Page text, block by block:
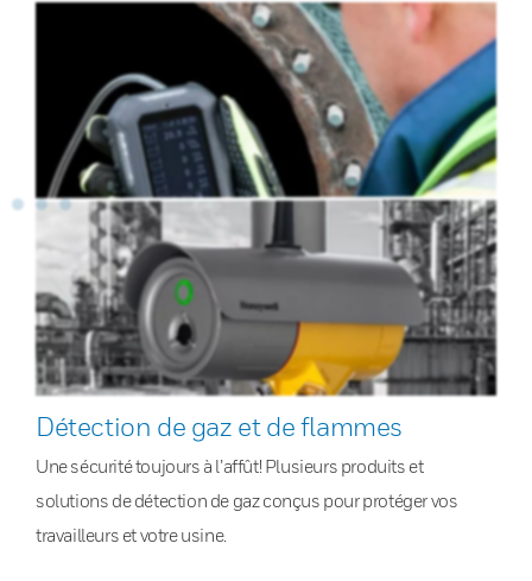
Détection de gaz et de flammes
Une sécurité toujours à l’affût! Plusieurs produits et
solutions de détection de gaz conçus pour protéger vos
travailleurs et votre usine.